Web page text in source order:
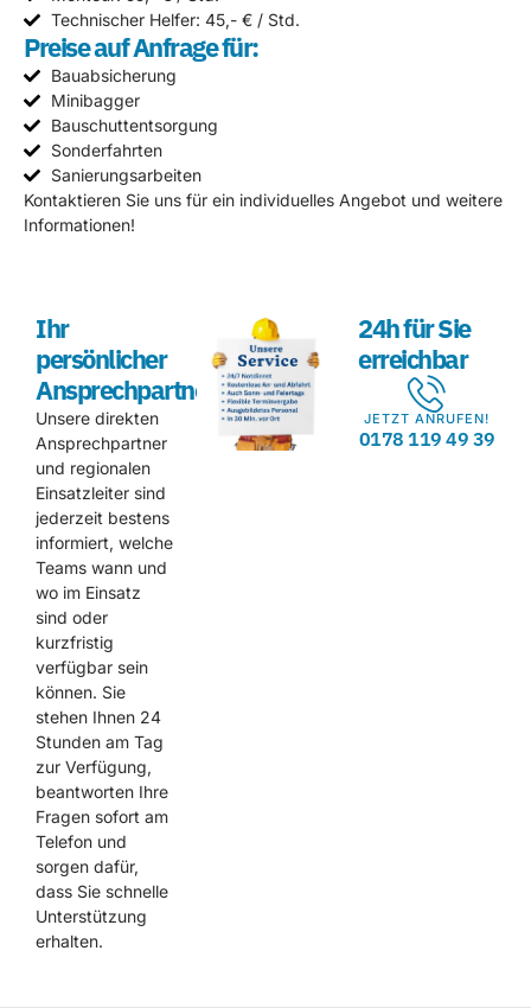
Technischer Helfer: 45,- € / Std.
Preise auf Anfrage für:
Bauabsicherung
Minibagger
Bauschuttentsorgung
Sonderfahrten
Sanierungsarbeiten
Kontaktieren Sie uns für ein individuelles Angebot und weitere
Informationen!
Ihr
persönlicher
Ansprechpartner
Unsere direkten
Ansprechpartner
und regionalen
Einsatzleiter sind
jederzeit bestens
informiert, welche
Teams wann und
wo im Einsatz
sind oder
kurzfristig
verfügbar sein
können. Sie
stehen Ihnen 24
Stunden am Tag
zur Verfügung,
beantworten Ihre
Fragen sofort am
Telefon und
sorgen dafür,
dass Sie schnelle
Unterstützung
erhalten.
24h für Sie
erreichbar
JETZT ANRUFEN!
0178 119 49 39